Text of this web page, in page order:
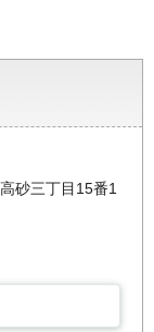
砂三丁目15番1